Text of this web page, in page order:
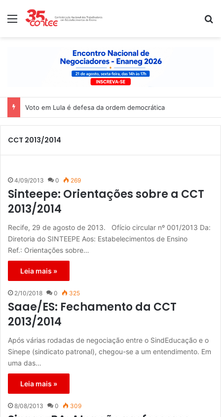
Menu
Voto em Lula é defesa da ordem democrática
CCT 2013/2014
4/09/2013 0 269
Sinteepe: Orientações sobre a CCT
2013/2014
Recife, 29 de agosto de 2013. Ofício circular nº 001/2013 Da:
Diretoria do SINTEEPE Aos: Estabelecimentos de Ensino
Ref.: Orientações sobre…
Leia mais »
2/10/2018 0 325
Saae/ES: Fechamento da CCT
2013/2014
Após várias rodadas de negociação entre o SindEducação e o
Sinepe (sindicato patronal), chegou-se a um entendimento. Em
uma das…
Leia mais »
8/08/2013 0 309